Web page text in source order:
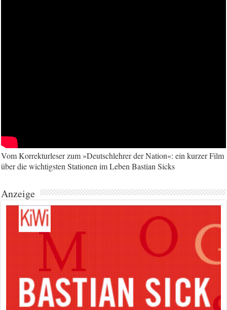
Vom Korrekturleser zum »Deutschlehrer der Nation«: ein kurzer Film
über die wichtigsten Stationen im Leben Bastian Sicks
Anzeige